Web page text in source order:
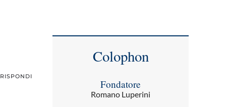
RISPONDI
Colophon
Fondatore
Romano Luperini